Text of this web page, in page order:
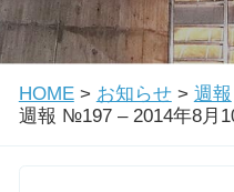
関口教会について
教会学校・中高生会
HOME> お知らせ> 週報
週報 №197 – 2014年8月